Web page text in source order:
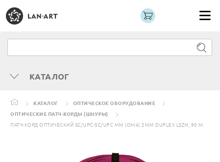
КАТАЛОГ
КАТАЛОГ
ОПТИЧЕСКОЕ ОБОРУДОВАНИЕ
ОПТИЧЕСКИЕ ПАТЧ-КОРДЫ (ШНУРЫ)
ПАТЧ-КОРД ОПТИЧЕСКИЙ SC/UPC-SC/UPC MM (OM4) 2MM DUPLEX LSZH, 90 М.